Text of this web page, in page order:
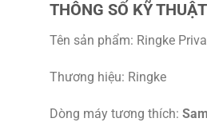
THÔNG SỐ KỸ THUẬT
Tên sản phẩm: Ringke
Thương hiệu: Ringke
Dòng máy tương thích: